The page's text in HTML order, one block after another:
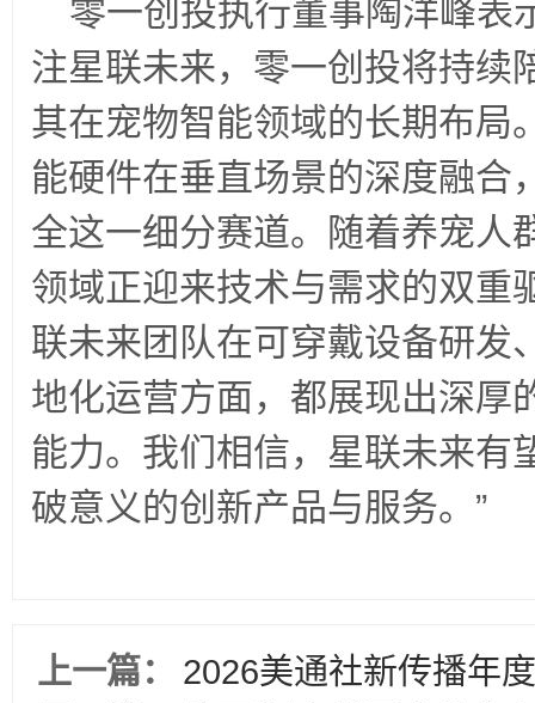
零一创投执行董事陶洋峰表
注星联未来，零一创投将持续
其在宠物智能领域的长期布局
能硬件在垂直场景的深度融合
全这一细分赛道。随着养宠人
领域正迎来技术与需求的双重
联未来团队在可穿戴设备研发
地化运营方面，都展现出深厚
能力。我们相信，星联未来有
破意义的创新产品与服务。”
上一篇：
2026美通社新传播年